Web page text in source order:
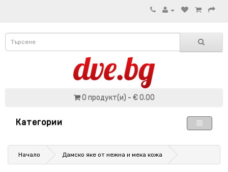
0 продукт(и) - € 0.00
Категории
Начало Дамско яке от нежна и мека кожа